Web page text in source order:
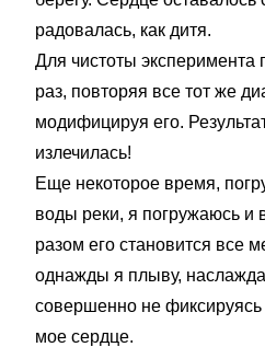
радовалась, как дитя.
Для чистоты эксперимента
раз, повторяя все тот же
модифицируя его.
излечилась!
Еще некоторое время,
воды реки, я погружаюсь и
разом его становится все
однажды я плыву,
совершенно не фиксируясь
мое сердце.